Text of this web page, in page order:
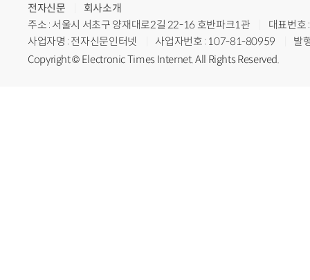
전자신문
회사소개
주소 : 서울시 서초구 양재대로2길 22-16 호반파크1관
대표번
사업자명 : 전자신문인터넷
사업자번호 : 107-81-80959
발
Copyright © Electronic Times Internet. All Rights Reserved.